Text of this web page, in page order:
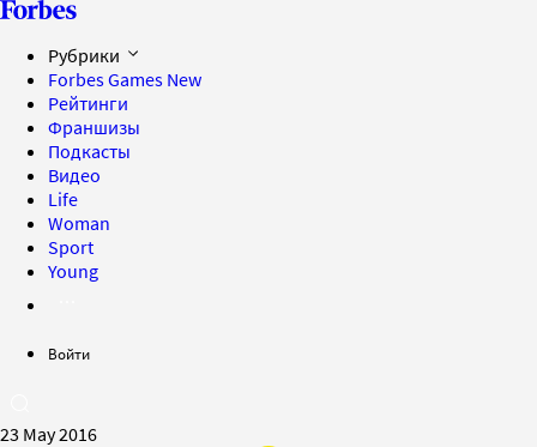
Рубрики
Forbes Games New
Рейтинги
Франшизы
Подкасты
Видео
Life
Woman
Sport
Young
Войти
23 May 2016